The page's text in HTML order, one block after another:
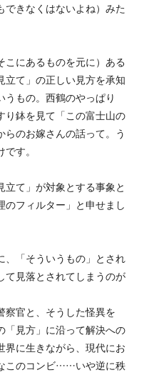
できなくはないよね）みた
こにあるものを元に）ある
立て」の正しい見方を承知
うもの。西鶴のやっぱり
り鉢を見て「この富士山の
のお嫁さんの話って。う
す。
て」が対象とする事象と
フィルター」と申せまし
、「そういうもの」とされ
て見落とされてしまうのが
察官と、そうした怪異を
「見方」に沿って解決への
界に生きながら、現代にお
このコンビ……いや逆に秩